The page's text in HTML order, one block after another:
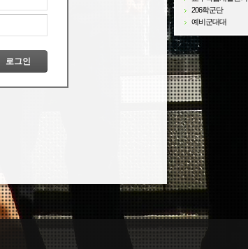
206학군단
예비군대대